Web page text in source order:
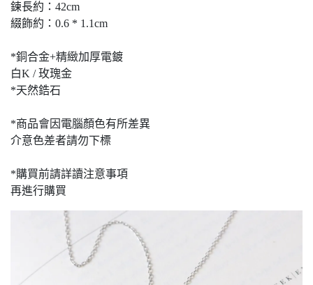
鍊長約：42cm
綴飾約：0.6 * 1.1cm
*銅合金+精緻加厚電鍍
白K / 玫瑰金
*天然鋯石
*商品會因電腦顏色有所差異
介意色差者請勿下標
*購買前請詳讀注意事項
再進行購買